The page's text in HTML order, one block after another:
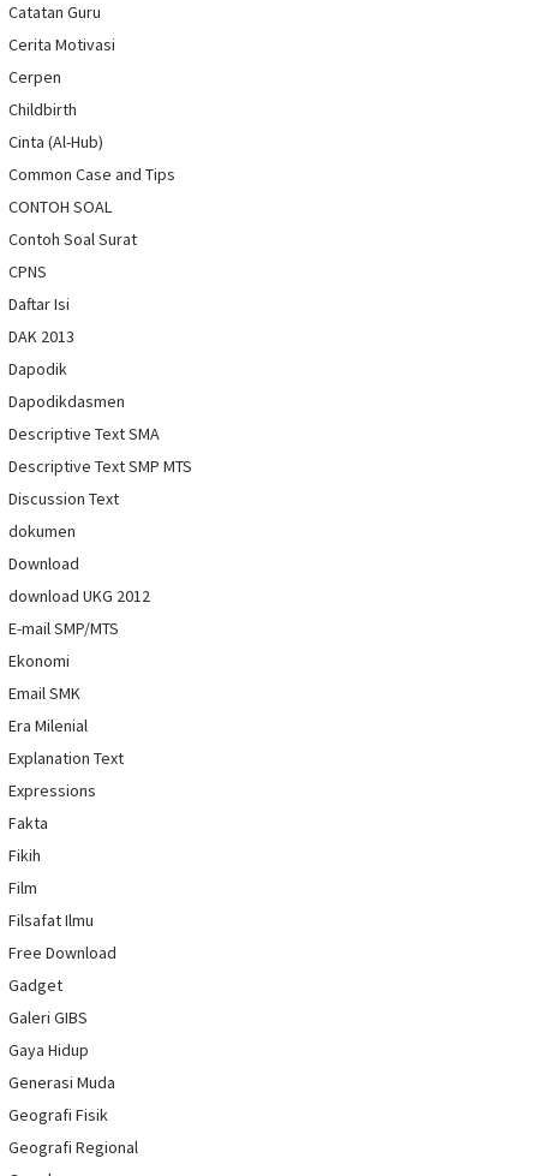
Catatan Guru
Cerita Motivasi
Cerpen
Childbirth
Cinta (Al-Hub)
Common Case and Tips
CONTOH SOAL
Contoh Soal Surat
CPNS
Daftar Isi
DAK 2013
Dapodik
Dapodikdasmen
Descriptive Text SMA
Descriptive Text SMP MTS
Discussion Text
dokumen
Download
download UKG 2012
E-mail SMP/MTS
Ekonomi
Email SMK
Era Milenial
Explanation Text
Expressions
Fakta
Fikih
Film
Filsafat Ilmu
Free Download
Gadget
Galeri GIBS
Gaya Hidup
Generasi Muda
Geografi Fisik
Geografi Regional